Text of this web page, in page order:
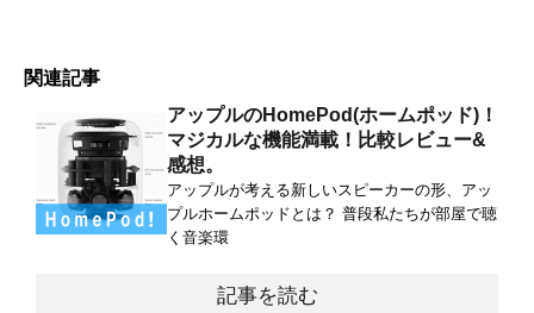
関連記事
アップルのHomePod(ホームポッド)！
マジカルな機能満載！比較レビュー&
感想。
アップルが考える新しいスピーカーの形、アッ
プルホームポッドとは？ 普段私たちが部屋で聴
く音楽環
記事を読む